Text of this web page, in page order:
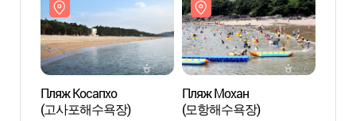
Пляж Косапхо
(고사포해수욕장)
Пляж Мохан
(모항해수욕장)